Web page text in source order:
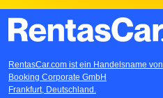
RentasCar.com ist ein Handelsname von
Booking Corporate GmbH
Frankfurt, Deutschland.